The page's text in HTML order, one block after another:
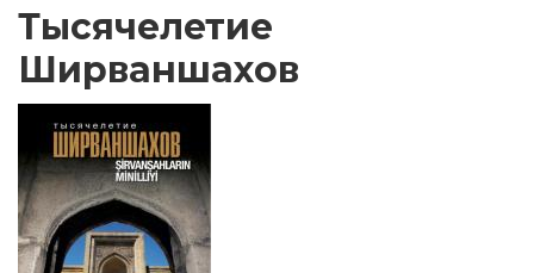
Тысячелетие
Ширваншахов